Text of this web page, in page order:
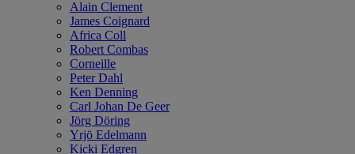
Alain Clement
James Coignard
Africa Coll
Robert Combas
Corneille
Peter Dahl
Ken Denning
Carl Johan De Geer
Jörg Döring
Yrjö Edelmann
Kicki Edgren